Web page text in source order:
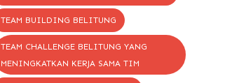
TEAM BUILDING BELITUNG
TEAM CHALLENGE BELITUNG YANG
MENINGKATKAN KERJA SAMA TIM